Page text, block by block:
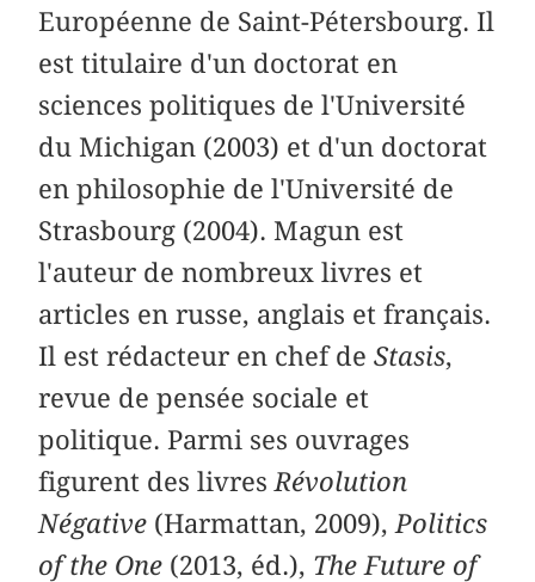
Européenne de Saint-Pétersbourg. Il
est titulaire d'un doctorat en
sciences politiques de l'Université
du Michigan (2003) et d'un doctorat
en philosophie de l'Université de
Strasbourg (2004). Magun est
l'auteur de nombreux livres et
articles en russe, anglais et français.
Il est rédacteur en chef deStasis,
revue de pensée sociale et
politique. Parmi ses ouvrages
figurent des livres Révolution
Négative (Harmattan, 2009), Politics
of the One (2013, éd.), The Future of